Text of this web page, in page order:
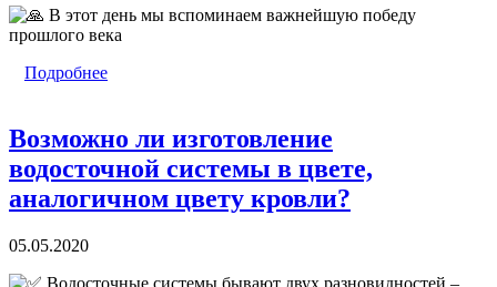
В этот день мы вспоминаем важнейшую победу
прошлого века
Подробнее
Возможно ли изготовление
водосточной системы в цвете,
аналогичном цвету кровли?
05.05.2020